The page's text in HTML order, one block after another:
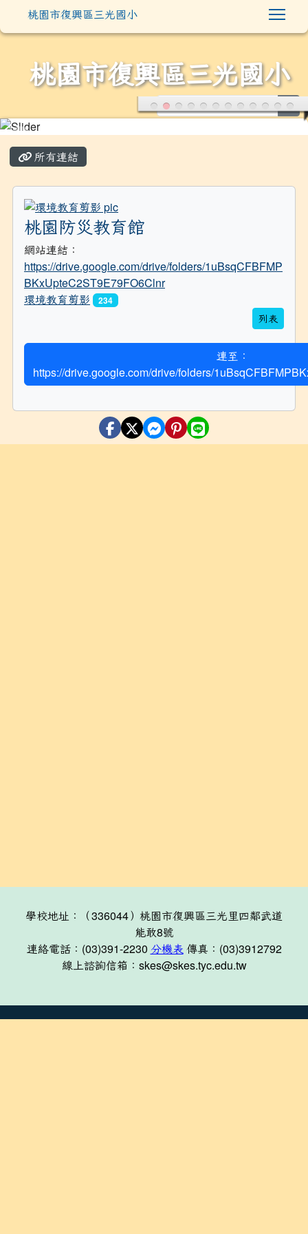
桃園市復興區三光國小
桃園市復興區三光國小
所有連結
title:環境教育剪影
桃園防災教育館
網站連結：
https://drive.google.com/drive/folders/1uBsqCFBFMP
BKxUpteC2ST9E79FO6Clnr
環境教育剪影
234
列表
連至：
https://drive.google.com/drive/folders/
學校地址：（336044）桃園市復興區三光里四鄰武道
能敢8號
連絡電話：(03)391-2230 分機表傳真：(03)3912792
線上諮詢信箱：skes@skes.tyc.edu.tw